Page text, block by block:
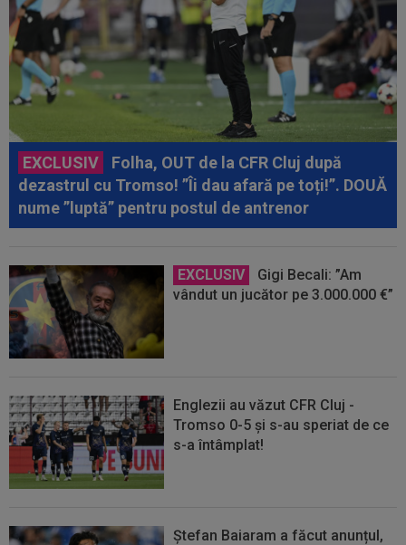
EXCLUSIV
Folha, OUT de la CFR Cluj după
dezastrul cu Tromso! ”Îi dau afară pe toți!”. DOUĂ
nume ”luptă” pentru postul de antrenor
EXCLUSIV
Gigi Becali: ”Am
vândut un jucător pe 3.000.000 €”
Englezii au văzut CFR Cluj -
Tromso 0-5 și s-au speriat de ce
s-a întâmplat!
Ștefan Baiaram a făcut anunțul,